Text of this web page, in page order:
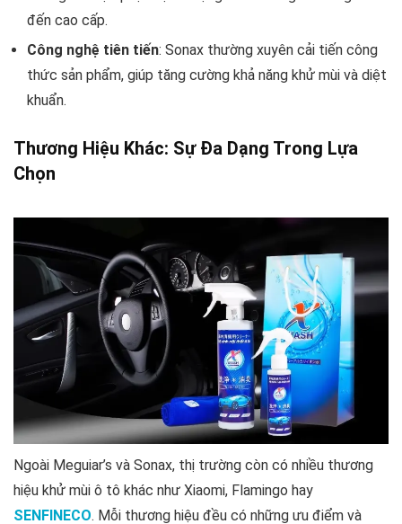
đến cao cấp.
Công nghệ tiên tiến: Sonax thường xuyên cải tiến công
thức sản phẩm, giúp tăng cường khả năng khử mùi và diệt
khuẩn.
Thương Hiệu Khác: Sự Đa Dạng Trong Lựa
Chọn
Ngoài Meguiar’s và Sonax, thị trường còn có nhiều thương
hiệu khử mùi ô tô khác như Xiaomi, Flamingo hay
SENFINECO. Mỗi thương hiệu đều có những ưu điểm và